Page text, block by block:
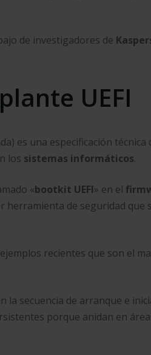
de investigadores de
UEFI
es una especificación técnica
los sistemas informáticos.
«bootkit UEFI» en el
de seguridad que
recientes que son el
la secuencia de arranque e
porque anidan en